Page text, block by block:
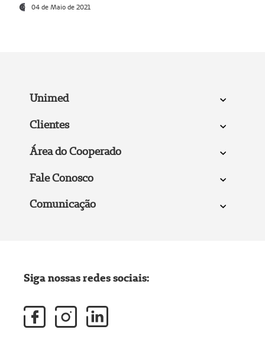
04 de Maio de 2021
Unimed
Clientes
Área do Cooperado
Fale Conosco
Comunicação
Siga nossas redes sociais: